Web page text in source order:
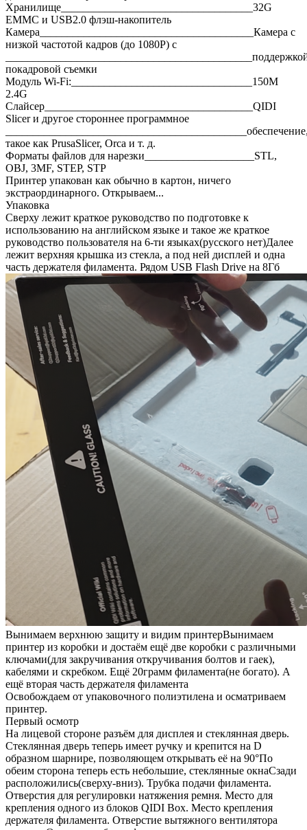
Хранилище___________________________________32G
EMMC и USB2.0 флэш-накопитель
Камера_______________________________________Камера с
низкой частотой кадров (до 1080P) с
покадровой съемки
Модуль Wi-Fi:_________________________________150M
2.4G
Слайсер______________________________________QIDI
Slicer и другое стороннее программное
такое как PrusaSlicer, Orca и т. д.
Форматы файлов для нарезки____________________STL,
OBJ, 3MF, STEP, STP
Принтер упакован как обычно в картон, ничего
экстраординарного. Открываем...
Упаковка